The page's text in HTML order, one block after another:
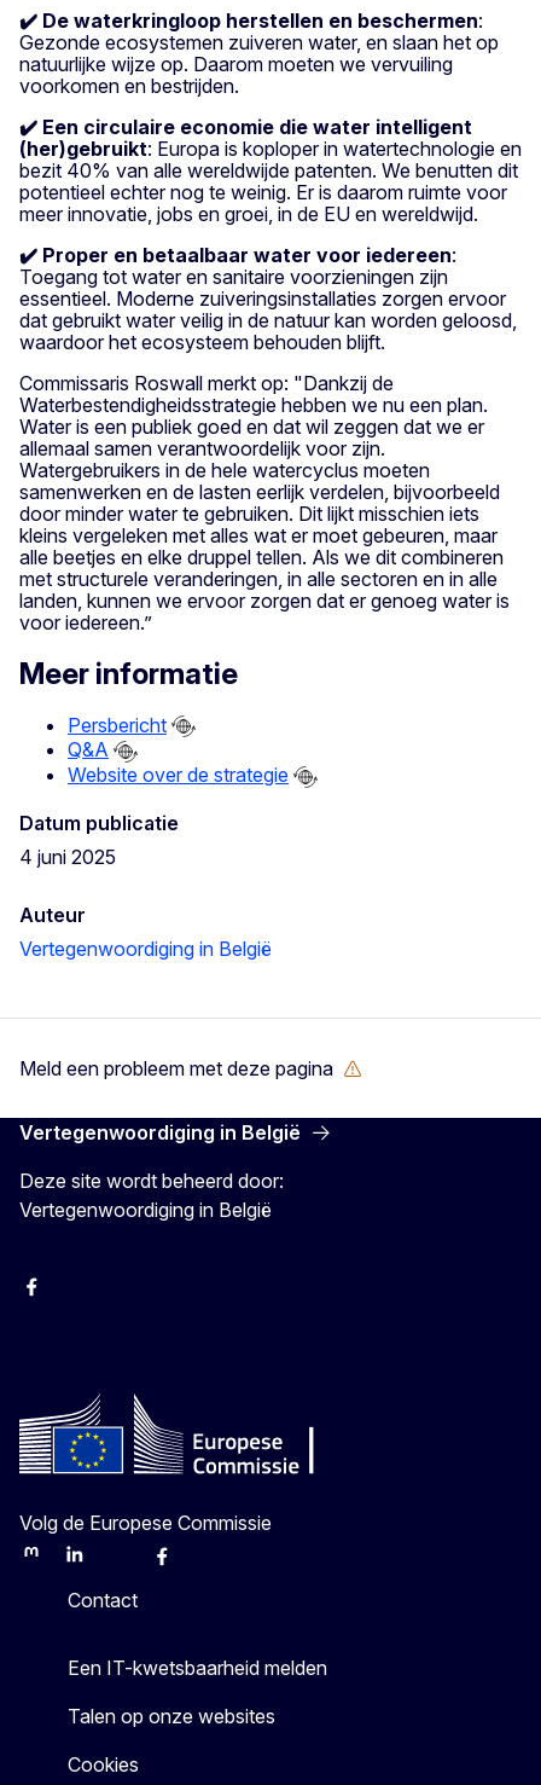
✔️ De waterkringloop herstellen en beschermen:
Gezonde ecosystemen zuiveren water, en slaan het op
natuurlijke wijze op. Daarom moeten we vervuiling
voorkomen en bestrijden.
✔️ Een circulaire economie die water intelligent
(her)gebruikt: Europa is koploper in watertechnologie en
bezit 40% van alle wereldwijde patenten. We benutten dit
potentieel echter nog te weinig. Er is daarom ruimte voor
meer innovatie, jobs en groei, in de EU en wereldwijd.
✔️ Proper en betaalbaar water voor iedereen:
Toegang tot water en sanitaire voorzieningen zijn
essentieel. Moderne zuiveringsinstallaties zorgen ervoor
dat gebruikt water veilig in de natuur kan worden geloosd,
waardoor het ecosysteem behouden blijft.
Commissaris Roswall merkt op: "Dankzij de
Waterbestendigheidsstrategie hebben we nu een plan.
Water is een publiek goed en dat wil zeggen dat we er
allemaal samen verantwoordelijk voor zijn.
Watergebruikers in de hele watercyclus moeten
samenwerken en de lasten eerlijk verdelen, bijvoorbeeld
door minder water te gebruiken. Dit lijkt misschien iets
kleins vergeleken met alles wat er moet gebeuren, maar
alle beetjes en elke druppel tellen. Als we dit combineren
met structurele veranderingen, in alle sectoren en in alle
landen, kunnen we ervoor zorgen dat er genoeg water is
voor iedereen.”
Meer informatie
Persbericht
Q&A
Website over de strategie
Datum publicatie
4 juni 2025
Auteur
Vertegenwoordiging in België
Meld een probleem met deze pagina
Vertegenwoordiging in België
Deze site wordt beheerd door:
Vertegenwoordiging in België
Facebook
Volg de Europese Commissie
MastodonLinkedInBlueskyFacebook
Contact
Een IT-kwetsbaarheid melden
Talen op onze websites
Cookies